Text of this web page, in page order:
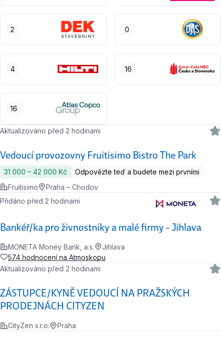
2 0
4 16
16
Vedoucí provozovny Fruitisimo Bistro The Park
Aktualizováno před 2 hodinami
31 000 ‍–‍ 42 000 Kč
Odpovězte teď a budete mezi prvními
Fruitisimo
Praha – Chodov
Bankéř/ka pro živnostníky a malé firmy – Jihlava
Přidáno před 2 hodinami
MONETA Money Bank, a.s.
Jihlava
574 hodnocení na Atmoskopu
ZÁSTUPCE/KYNĚ VEDOUCÍ NA PRAŽSKÝCH
PRODEJNÁCH CITYZEN
Aktualizováno před 2 hodinami
CityZen s.r.o. Praha